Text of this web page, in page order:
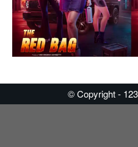
© Copyright -